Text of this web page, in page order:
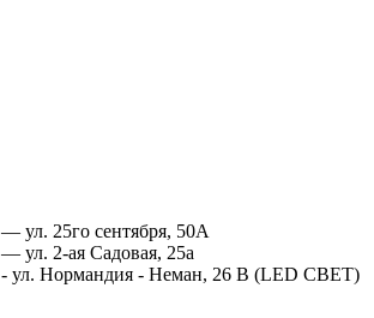
— ул. 25го сентября, 50А
— ул. 2-ая Садовая, 25а
- ул. Нормандия - Неман, 26 В (LED СВЕТ)